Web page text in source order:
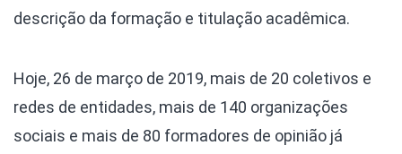
descrição da formação e titulação acadêmica.
Hoje, 26 de março de 2019, mais de 20 coletivos e
redes de entidades, mais de 140 organizações
sociais e mais de 80 formadores de opinião já